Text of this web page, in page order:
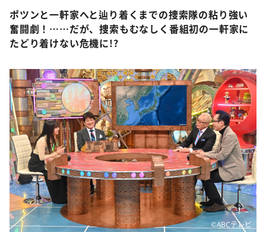
て真剣です
探偵！ナイトスクープ
news おかえり
河合＆A.B.C-Z塚田×福井アナ「なんでやねん！？」
（news おかえり）
DAIGOも台所 ～きょうの献立 何にする？～
本日はダイアンなり！シーズン２
朝だ！生です旅サラダ
教えて！ニュースライブ 正義のミカタ
ＬＩＦＥ～夢のカタチ～
新婚さんいらっしゃい！
ポツンと一軒家
ポツンと一軒家へと辿り着くまでの捜索隊の粘り強い
奮闘劇！……だが、捜索もむなしく番組初の一軒家に
たどり着けない危機に!?
©️ABCテレビ